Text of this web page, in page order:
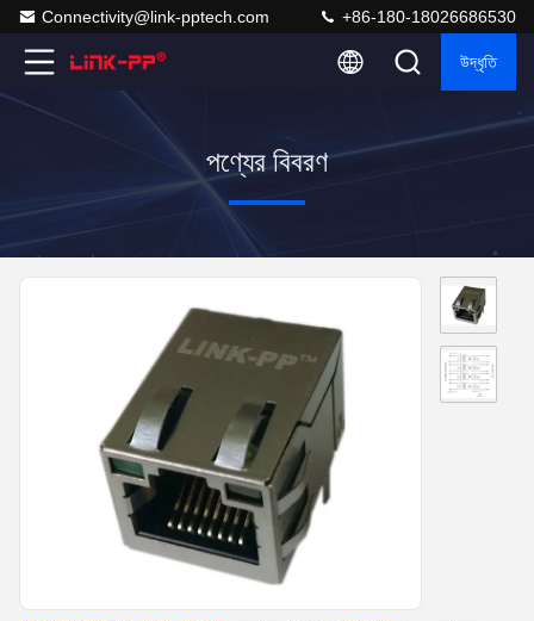
Connectivity@link-pptech.com +86-180-18026686530
উদ্ধৃতি
পণ্যের বিবরণ